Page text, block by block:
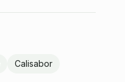
Calisabor